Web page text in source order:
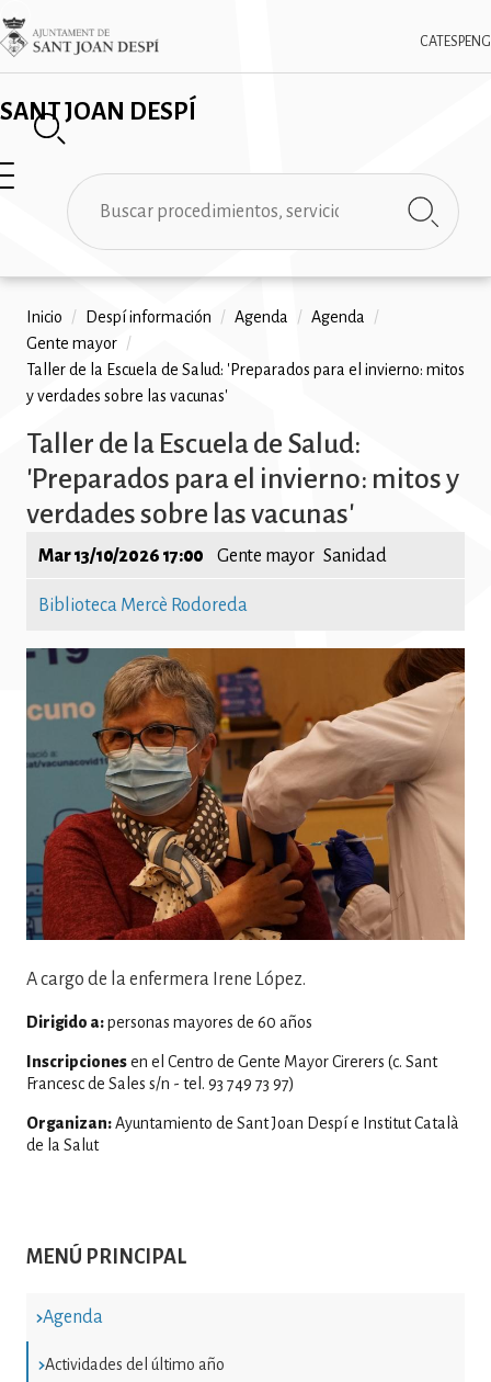
Pasar
al
contenido
SANT JOAN DESPÍ
CAT ESPENG
Imatge
✕
Buscar
MENÚ PRINCIPAL
Agenda
Actividades del último año
Ruta
de
navegación
Inicio / Despí información / Agenda / Agenda
/
Gente mayor /
Taller de la Escuela de Salud: 'Preparados para el invierno: mitos
y verdades sobre las vacunas'
Taller de la Escuela de Salud:
'Preparados para el invierno: mitos y
verdades sobre las vacunas'
Mar 13/10/2026 17:00 Gente mayor Sanidad
Biblioteca Mercè Rodoreda
A cargo de la enfermera Irene López.
Dirigido a:personas mayores de 60 años
Inscripcionesen el Centro de Gente Mayor Cirerers (c. Sant
Francesc de Sales s/n - tel. 93 749 73 97)
Organizan:Ayuntamiento de Sant Joan Despí e Institut Català
de la Salut
Imatge